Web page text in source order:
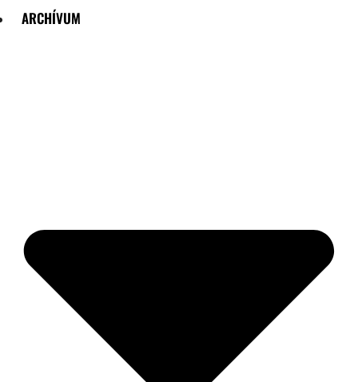
ARCHÍVUM